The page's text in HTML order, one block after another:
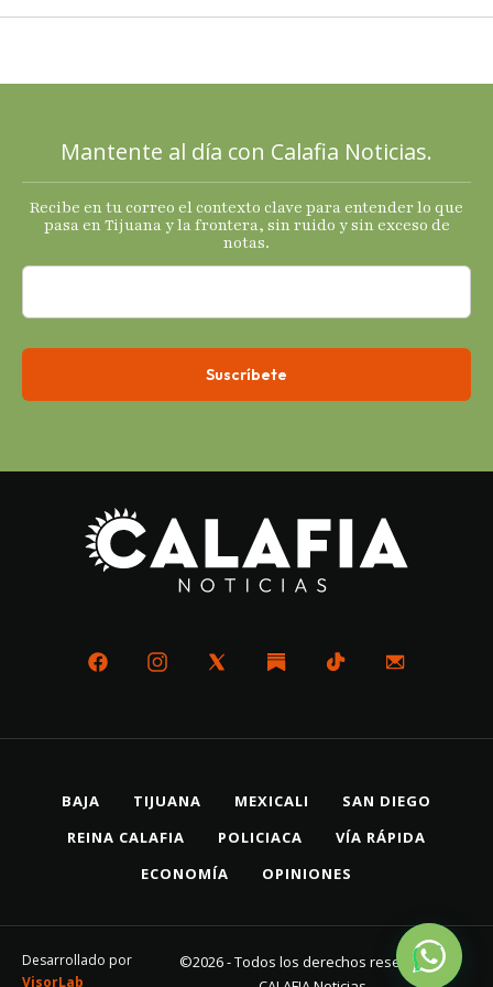
2025 con
termómetro
s
económicos.
Mantente al día con Calafia Noticias.
Recibe en tu correo el contexto clave para entender lo que
pasa en Tijuana y la frontera, sin ruido y sin exceso de
notas.
BAJA TIJUANA MEXICALI
SAN DIEGO
REINA CALAFIA
POLICIACA
VÍA RÁPIDA
ECONOMÍA
OPINIONES
Desarrollado por
VisorLab
©2026 - Todos los derechos reservados